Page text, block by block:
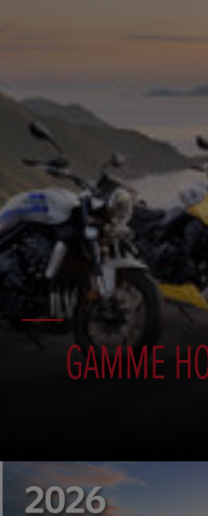
GAMME